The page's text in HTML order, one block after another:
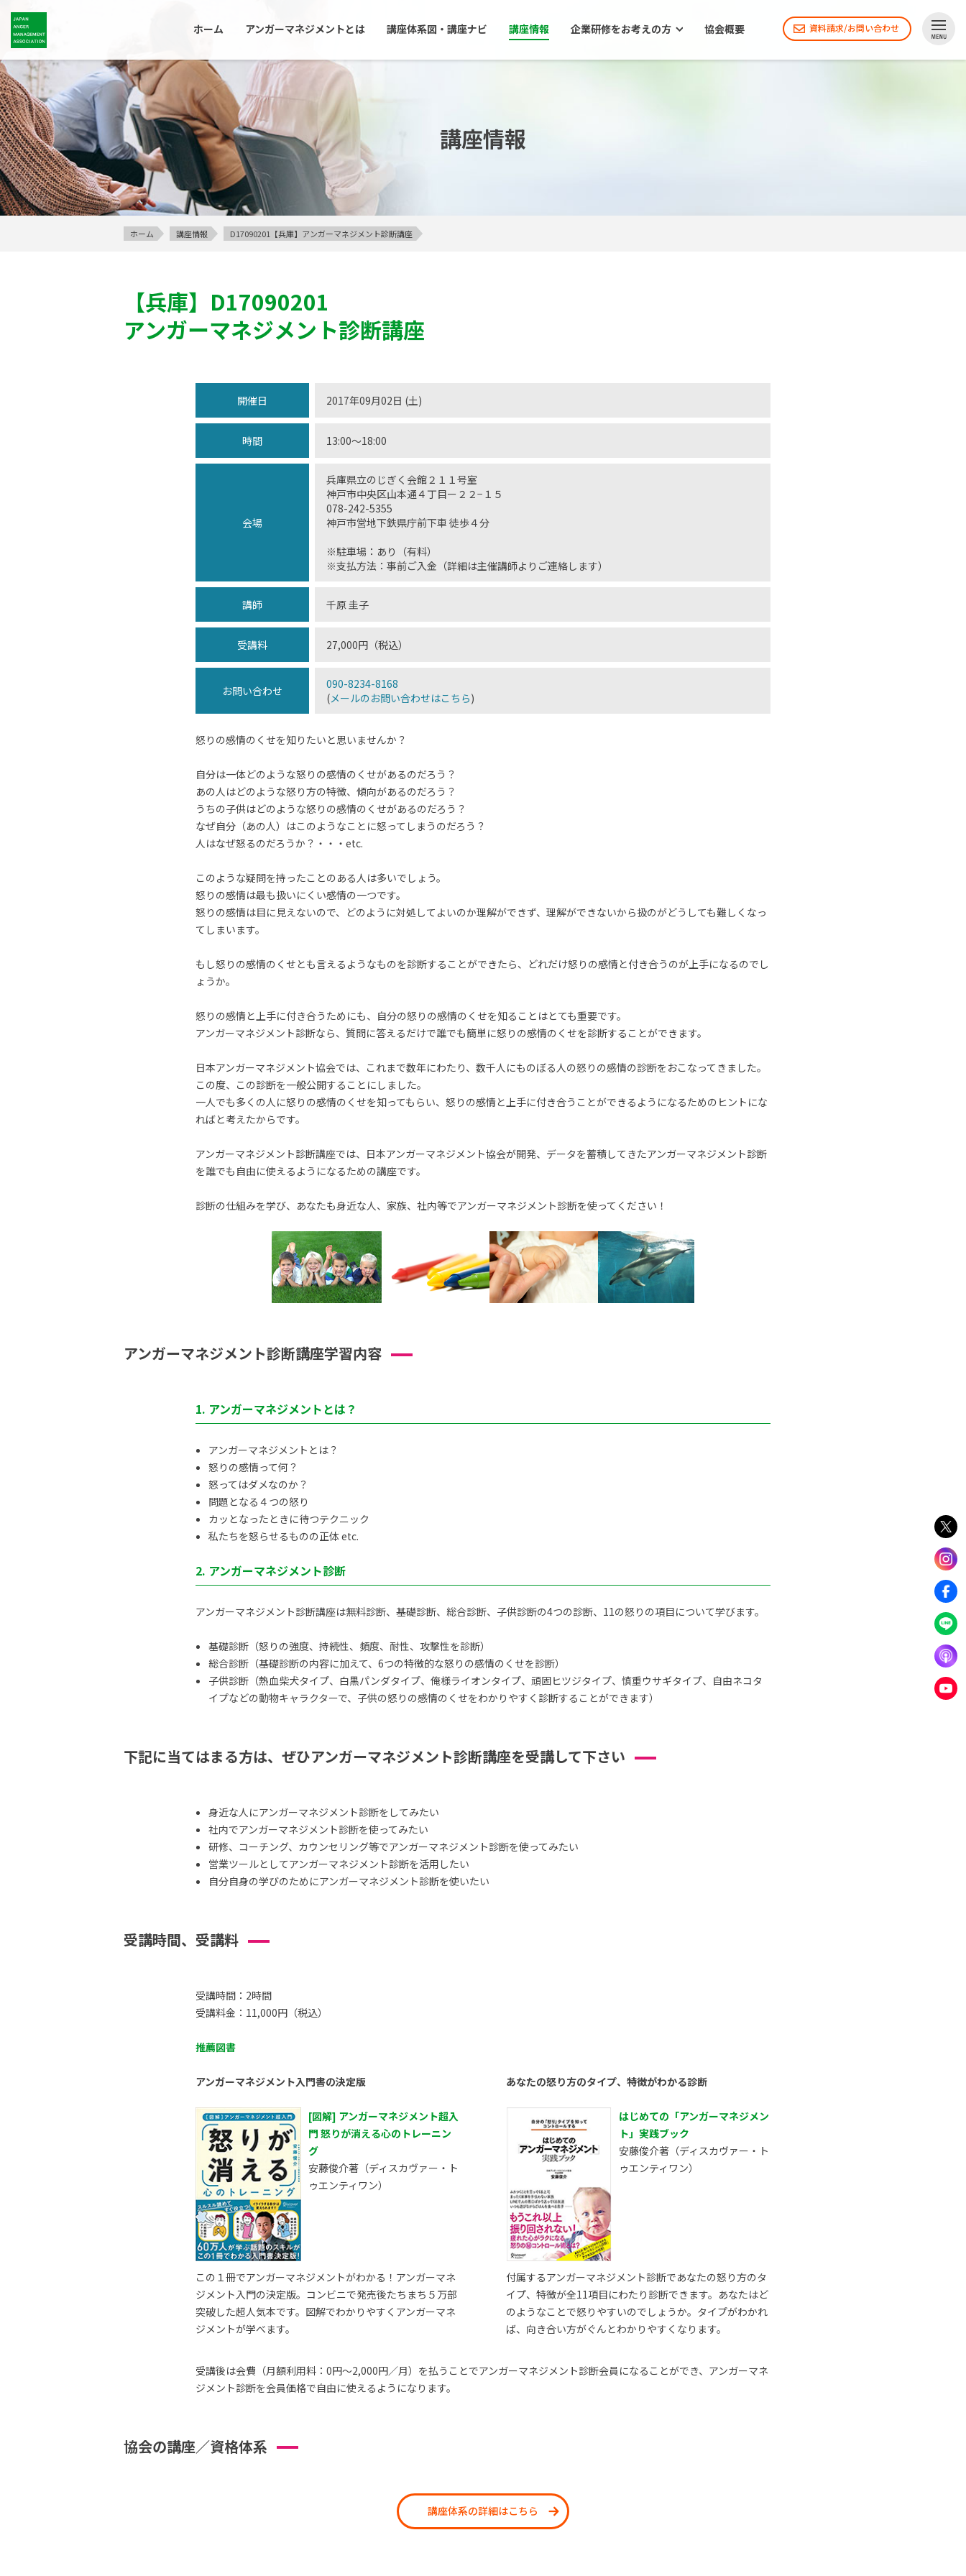
ホーム アンガーマネジメントとは 講座体系図・講座ナビ 講座情報 企業研修をお考えの方 協会概要 資料請求/お問い合わせ
講座情報
ホーム 講座情報 D17090201【兵庫】アンガーマネジメント診断講座
【兵庫】 D17090201
アンガーマネジメント診断講座
開催日 2017年09月02日 (土)
時間 13:00〜18:00
会場
兵庫県立のじぎく会館２１１号室
神戸市中央区山本通４丁目ー２２−１５
078-242-5355
神戸市営地下鉄県庁前下車 徒歩４分
※駐車場：あり（有料）
※支払方法：事前ご入金（詳細は主催講師よりご連絡します）
講師 千原 圭子
受講料 27,000円（税込）
お問い合わせ
090-8234-8168
(メールのお問い合わせはこちら)
怒りの感情のくせを知りたいと思いませんか？
自分は一体どのような怒りの感情のくせがあるのだろう？
あの人はどのような怒り方の特徴、傾向があるのだろう？
うちの子供はどのような怒りの感情のくせがあるのだろう？
なぜ自分（あの人）はこのようなことに怒ってしまうのだろう？
人はなぜ怒るのだろうか？・・・etc.
このような疑問を持ったことのある人は多いでしょう。
怒りの感情は最も扱いにくい感情の一つです。
怒りの感情は目に見えないので、どのように対処してよいのか理解ができず、理解ができないから扱のがどうしても難しくなっ
てしまいます。
もし怒りの感情のくせとも言えるようなものを診断することができたら、どれだけ怒りの感情と付き合うのが上手になるのでし
ょうか。
怒りの感情と上手に付き合うためにも、自分の怒りの感情のくせを知ることはとても重要です。
アンガーマネジメント診断なら、質問に答えるだけで誰でも簡単に怒りの感情のくせを診断することができます。
日本アンガーマネジメント協会では、これまで数年にわたり、数千人にものぼる人の怒りの感情の診断をおこなってきました。
この度、この診断を一般公開することにしました。
一人でも多くの人に怒りの感情のくせを知ってもらい、怒りの感情と上手に付き合うことができるようになるためのヒントにな
ればと考えたからです。
アンガーマネジメント診断講座では、日本アンガーマネジメント協会が開発、データを蓄積してきたアンガーマネジメント診断
を誰でも自由に使えるようになるための講座です。
診断の仕組みを学び、あなたも身近な人、家族、社内等でアンガーマネジメント診断を使ってください！
アンガーマネジメント診断講座学習内容
1. アンガーマネジメントとは？
アンガーマネジメントとは？
怒りの感情って何？
怒ってはダメなのか？
問題となる４つの怒り
カッとなったときに待つテクニック
私たちを怒らせるものの正体 etc.
2. アンガーマネジメント診断
アンガーマネジメント診断講座は無料診断、基礎診断、総合診断、子供診断の4つの診断、11の怒りの項目について学びます。
基礎診断（怒りの強度、持続性、頻度、耐性、攻撃性を診断）
総合診断（基礎診断の内容に加えて、6つの特徴的な怒りの感情のくせを診断）
子供診断（熱血柴犬タイプ、白黒パンダタイプ、俺様ライオンタイプ、頑固ヒツジタイプ、慎重ウサギタイプ、自由ネコタ
イプなどの動物キャラクターで、子供の怒りの感情のくせをわかりやすく診断することができます）
下記に当てはまる方は、ぜひアンガーマネジメント診断講座を受講して下さい
身近な人にアンガーマネジメント診断をしてみたい
社内でアンガーマネジメント診断を使ってみたい
研修、コーチング、カウンセリング等でアンガーマネジメント診断を使ってみたい
営業ツールとしてアンガーマネジメント診断を活用したい
自分自身の学びのためにアンガーマネジメント診断を使いたい
受講時間、受講料
受講時間：2時間
受講料金：11,000円（税込）
推薦図書
アンガーマネジメント入門書の決定版
[図解] アンガーマネジメント超入
門 怒りが消える心のトレーニン
グ
安藤俊介著（ディスカヴァー・ト
ゥエンティワン）
この１冊でアンガーマネジメントがわかる！アンガーマネ
ジメント入門の決定版。コンビニで発売後たちまち５万部
突破した超人気本です。図解でわかりやすくアンガーマネ
ジメントが学べます。
あなたの怒り方のタイプ、特徴がわかる診断
はじめての「アンガーマネジメン
ト」実践ブック
安藤俊介著（ディスカヴァー・ト
ゥエンティワン）
付属するアンガーマネジメント診断であなたの怒り方のタ
イプ、特徴が全11項目にわたり診断できます。あなたはど
のようなことで怒りやすいのでしょうか。タイプがわかれ
ば、向き合い方がぐんとわかりやすくなります。
受講後は会費（月額利用料：0円～2,000円／月）を払うことでアンガーマネジメント診断会員になることができ、アンガーマネ
ジメント診断を会員価格で自由に使えるようになります。
協会の講座／資格体系
講座体系の詳細はこちら